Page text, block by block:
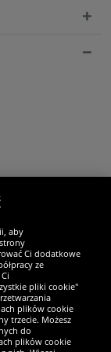
aby
Ci dodatkowe
ze
pliki cookie"
plików cookie
trzecie. Możesz
do
plików cookie